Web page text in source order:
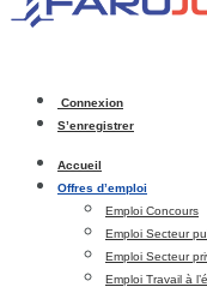
Connexion
S’enregistrer
Accueil
Offres d’emploi
Emploi Concours
Emploi Secteur
Emploi Secteur
Emploi Travail à